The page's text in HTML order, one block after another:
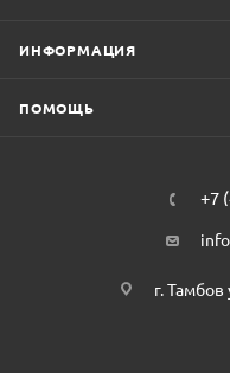
ИНФОРМАЦИЯ
ПОМОЩЬ
+7
г.